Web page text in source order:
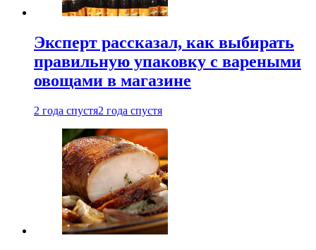
Эксперт рассказал, как выбирать
правильную упаковку с вареными
овощами в магазине
2 года спустя2 года спустя